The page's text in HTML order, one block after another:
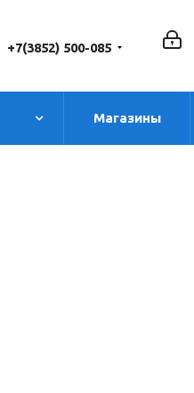
+7(3852) 500-085
Магазины